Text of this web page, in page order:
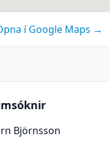
í Google Maps →
Björnsson